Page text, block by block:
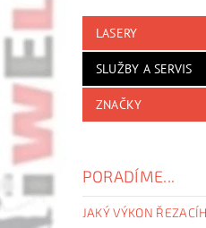
LASERY
SLUŽBY A SERVIS
ZNAČKY
PORADÍME...
JAKÝ VÝKON